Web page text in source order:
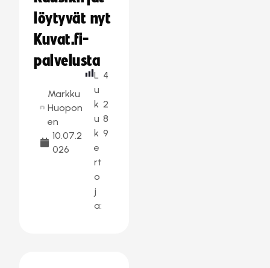
löytyvät nyt
Kuvat.fi-
palvelusta
Markku
Huopon
en
10.07.2
026
L
u
k
u
k
e
rt
o
j
a:
4
2
8
9